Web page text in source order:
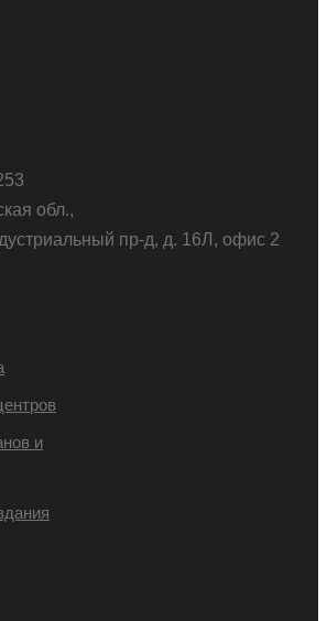
обл.,
пр-д, д. 16Л, офис 2
и